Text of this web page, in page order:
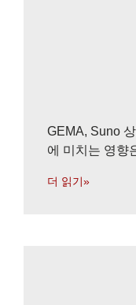
GEMA, Suno
에 미치는 영향
더 읽기»